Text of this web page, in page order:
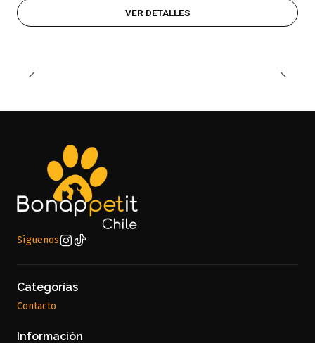
VER DETALLES
Síguenos
Categorías
Contacto
Información